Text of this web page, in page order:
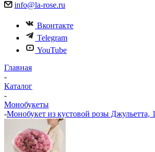
info@la-rose.ru
Вконтакте
Telegram
YouTube
Главная
-
Каталог
-
Монобукеты
-Монобукет из кустовой розы Джульетта,